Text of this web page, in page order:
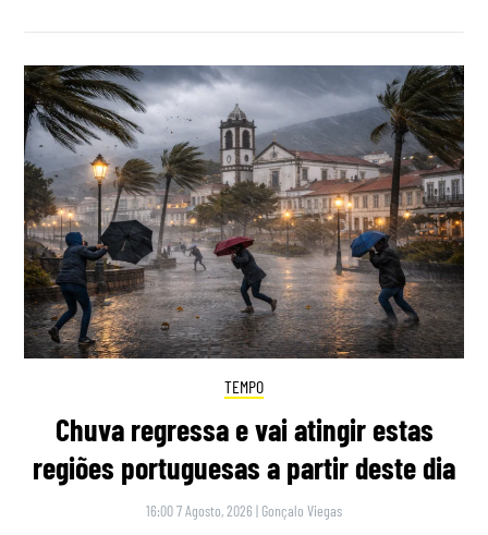
TEMPO
Chuva regressa e vai atingir estas
regiões portuguesas a partir deste dia
16:00 7 Agosto, 2026 | Gonçalo Viegas